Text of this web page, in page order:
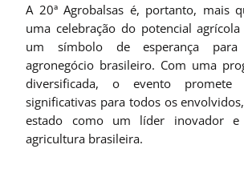
A 20ª Agrobalsas é, portanto, mais
uma celebração do potencial
um símbolo de esperança
agronegócio brasileiro. Com uma
diversificada, o evento promete
significativas para todos os
estado como um líder inovador e
agricultura brasileira.